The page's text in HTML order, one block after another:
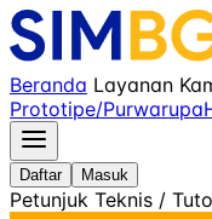
Beranda Layanan
Prototipe/Purwarupa
Daftar Masuk
Petunjuk Teknis /